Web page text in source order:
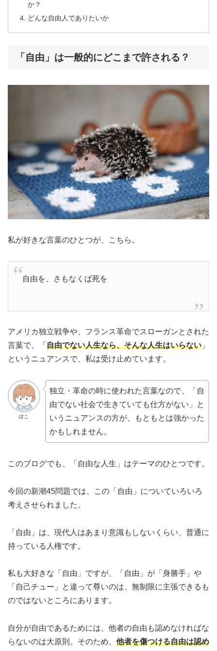
か？
どんな自由人でありたいか
「自由」は一般的にどこまで許される？
私が好きな言葉のひとつが、こちら。
自由を、さもなくば死を
アメリカ独立戦争や、フランス革命でスローガンとされた
言葉で、「 自由でない人生なら、そんな人生はいらない 」
というニュアンスで、私は受け止めています。
ぽこ
独立・革命の時に使われた言葉なので、「自
由でない社会で生きていても仕方がない」と
いうニュアンスの方が、もともとは強かった
かもしれません。
このブログでも、「自由な人生」はテーマのひとつです。
今回の新潮45問題では、この「自由」についていろいろ
考えさせられました。
「自由」は、現代人はあまり意識もしないくらい、普通に
持っている人権です。
私も大好きな「自由」ですが、「自由」が「身勝手」や
「自己チュー」と違って尊いのは、無制限に主張できるも
のではないところにあります。
自分が自由であるためには、他者の自由も認めなければな
らないのは大原則。そのため、 他者を傷つける自由は認め